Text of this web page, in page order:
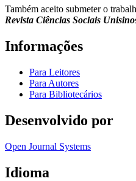
Também aceito submeter o
Revista Ciências Sociais
Informações
Para Leitores
Para Autores
Para Bibliotecários
Desenvolvido por
Open Journal Systems
Idioma